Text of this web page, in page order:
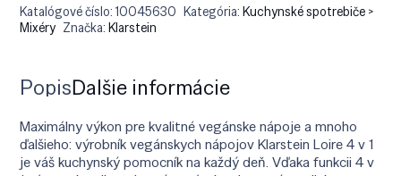
Katalógové číslo:10045630 Kategória:Kuchynské spotrebiče >
Mixéry Značka:Klarstein
PopisĎalšie informácie
Maximálny výkon pre kvalitné vegánske nápoje a mnoho
ďalšieho: výrobník vegánskych nápojov Klarstein Loire 4 v 1
je váš kuchynský pomocník na každý deň. Vďaka funkcii 4 v